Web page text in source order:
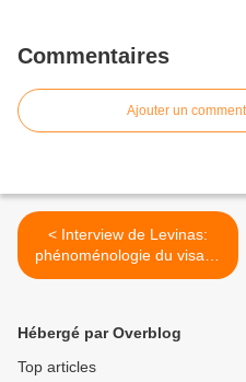
Commentaires
Ajouter un
< Interview de Levinas:
phénoménologie du visage
(partie 2)
Hébergé par Overblog
Top articles